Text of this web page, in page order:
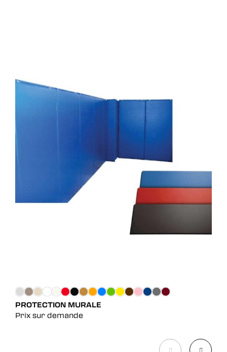
PROTECTION MURALE
Prix sur demande